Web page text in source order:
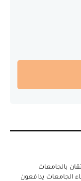
بالجامعات
الجامعات يدافعون